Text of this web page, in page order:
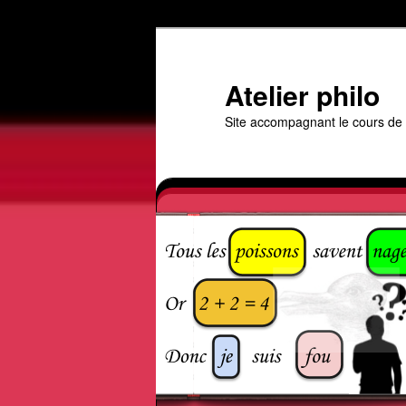
Atelier philo
Site accompagnant le cours